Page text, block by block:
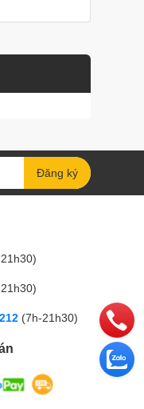
Đăng ký
(7h-21h30)